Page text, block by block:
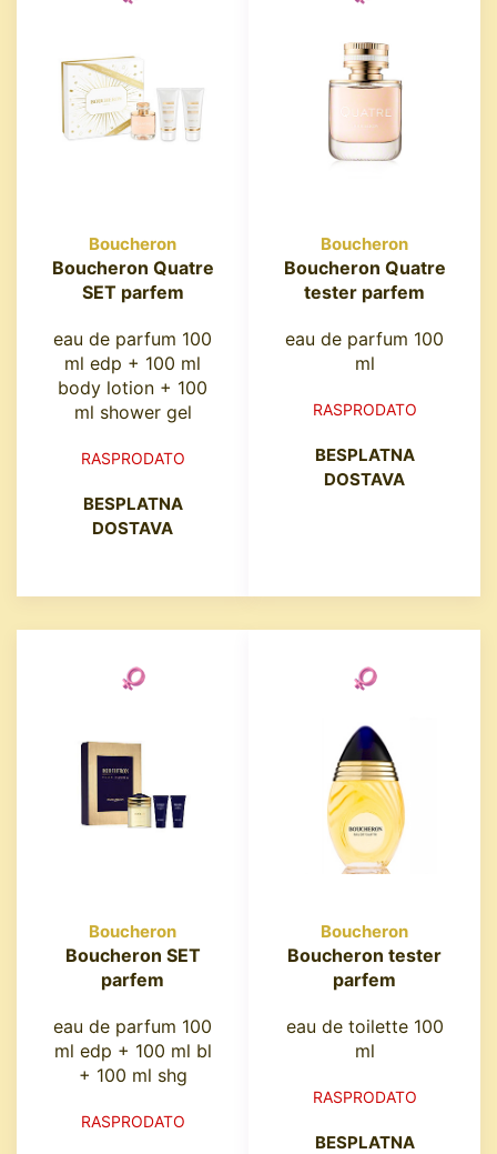
Boucheron
Boucheron Quatre
SET parfem
eau de parfum 100
ml edp + 100 ml
body lotion + 100
ml shower gel
RASPRODATO
BESPLATNA
DOSTAVA
Boucheron
Boucheron Quatre
tester parfem
eau de parfum 100
ml
RASPRODATO
BESPLATNA
DOSTAVA
Boucheron
Boucheron SET
parfem
eau de parfum 100
ml edp + 100 ml bl
+ 100 ml shg
RASPRODATO
Boucheron
Boucheron tester
parfem
eau de toilette 100
ml
RASPRODATO
BESPLATNA